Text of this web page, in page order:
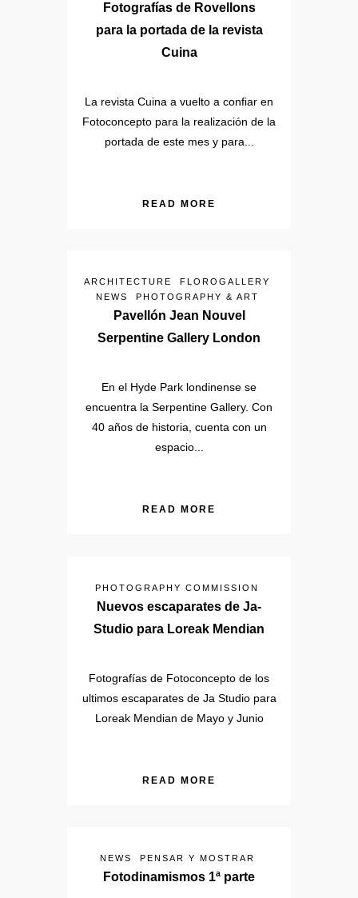
Fotografías de Rovellons
para la portada de la revista
Cuina
La revista Cuina a vuelto a confiar en
Fotoconcepto para la realización de la
portada de este mes y para...
READ MORE
ARCHITECTURE
FLOROGALLERY
NEWS
PHOTOGRAPHY & ART
Pavellón Jean Nouvel
Serpentine Gallery London
En el Hyde Park londinense se
encuentra la Serpentine Gallery. Con
40 años de historia, cuenta con un
espacio...
READ MORE
PHOTOGRAPHY COMMISSION
Nuevos escaparates de Ja-
Studio para Loreak Mendian
Fotografías de Fotoconcepto de los
ultimos escaparates de Ja Studio para
Loreak Mendian de Mayo y Junio
READ MORE
NEWS PENSAR Y MOSTRAR
Fotodinamismos 1ª parte